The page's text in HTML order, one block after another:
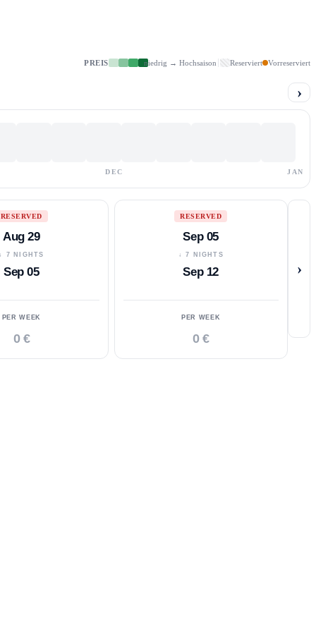
PREIS niedrig → Hochsaison Reserviert Vorreserviert
›
DEC JAN
RESERVED
Aug 29
7 NIGHTS
Sep 05
PER WEEK
0 €
RESERVED
Sep 05
↓ 7 NIGHTS
Sep 12
PER WEEK
0 €
›